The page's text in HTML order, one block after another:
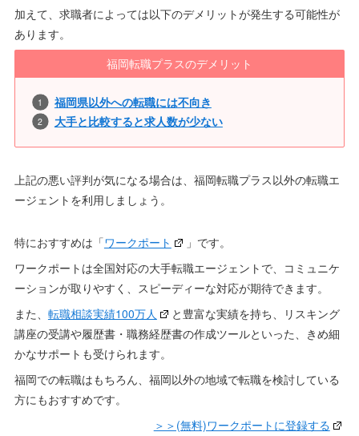
加えて、求職者によっては以下のデメリットが発生する可能性が
あります。
福岡転職プラスのデメリット
福岡県以外への転職には不向き
大手と比較すると求人数が少ない
上記の悪い評判が気になる場合は、福岡転職プラス以外の転職エ
ージェントを利用しましょう。
特におすすめは「ワークポート
」です。
ワークポートは全国対応の大手転職エージェントで、コミュニケ
ーションが取りやすく、スピーディーな対応が期待できます。
また、 転職相談実績100万人
と豊富な実績を持ち、リスキング
講座の受講や履歴書・職務経歴書の作成ツールといった、きめ細
かなサポートも受けられます。
福岡での転職はもちろん、福岡以外の地域で転職を検討している
方にもおすすめです。
＞＞(無料)ワークポートに登録する